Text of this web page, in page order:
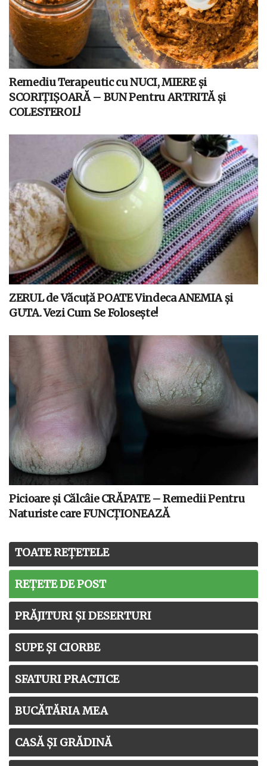
Remediu Terapeutic cu NUCI, MIERE și
SCORIȚIȘOARĂ – BUN Pentru ARTRITĂ și
COLESTEROL!
ZERUL de Văcuță POATE Vindeca ANEMIA și
GUTA. Vezi Cum Se Folosește!
Picioare și Călcâie CRĂPATE – Remedii Pentru
Naturiste care FUNCȚIONEAZĂ
TOATE REȚETELE
REȚETE DE POST
PRĂJITURI ȘI DESERTURI
SUPE ȘI CIORBE
SFATURI PRACTICE
BUCĂTĂRIA MEA
CASĂ ȘI GRĂDINĂ